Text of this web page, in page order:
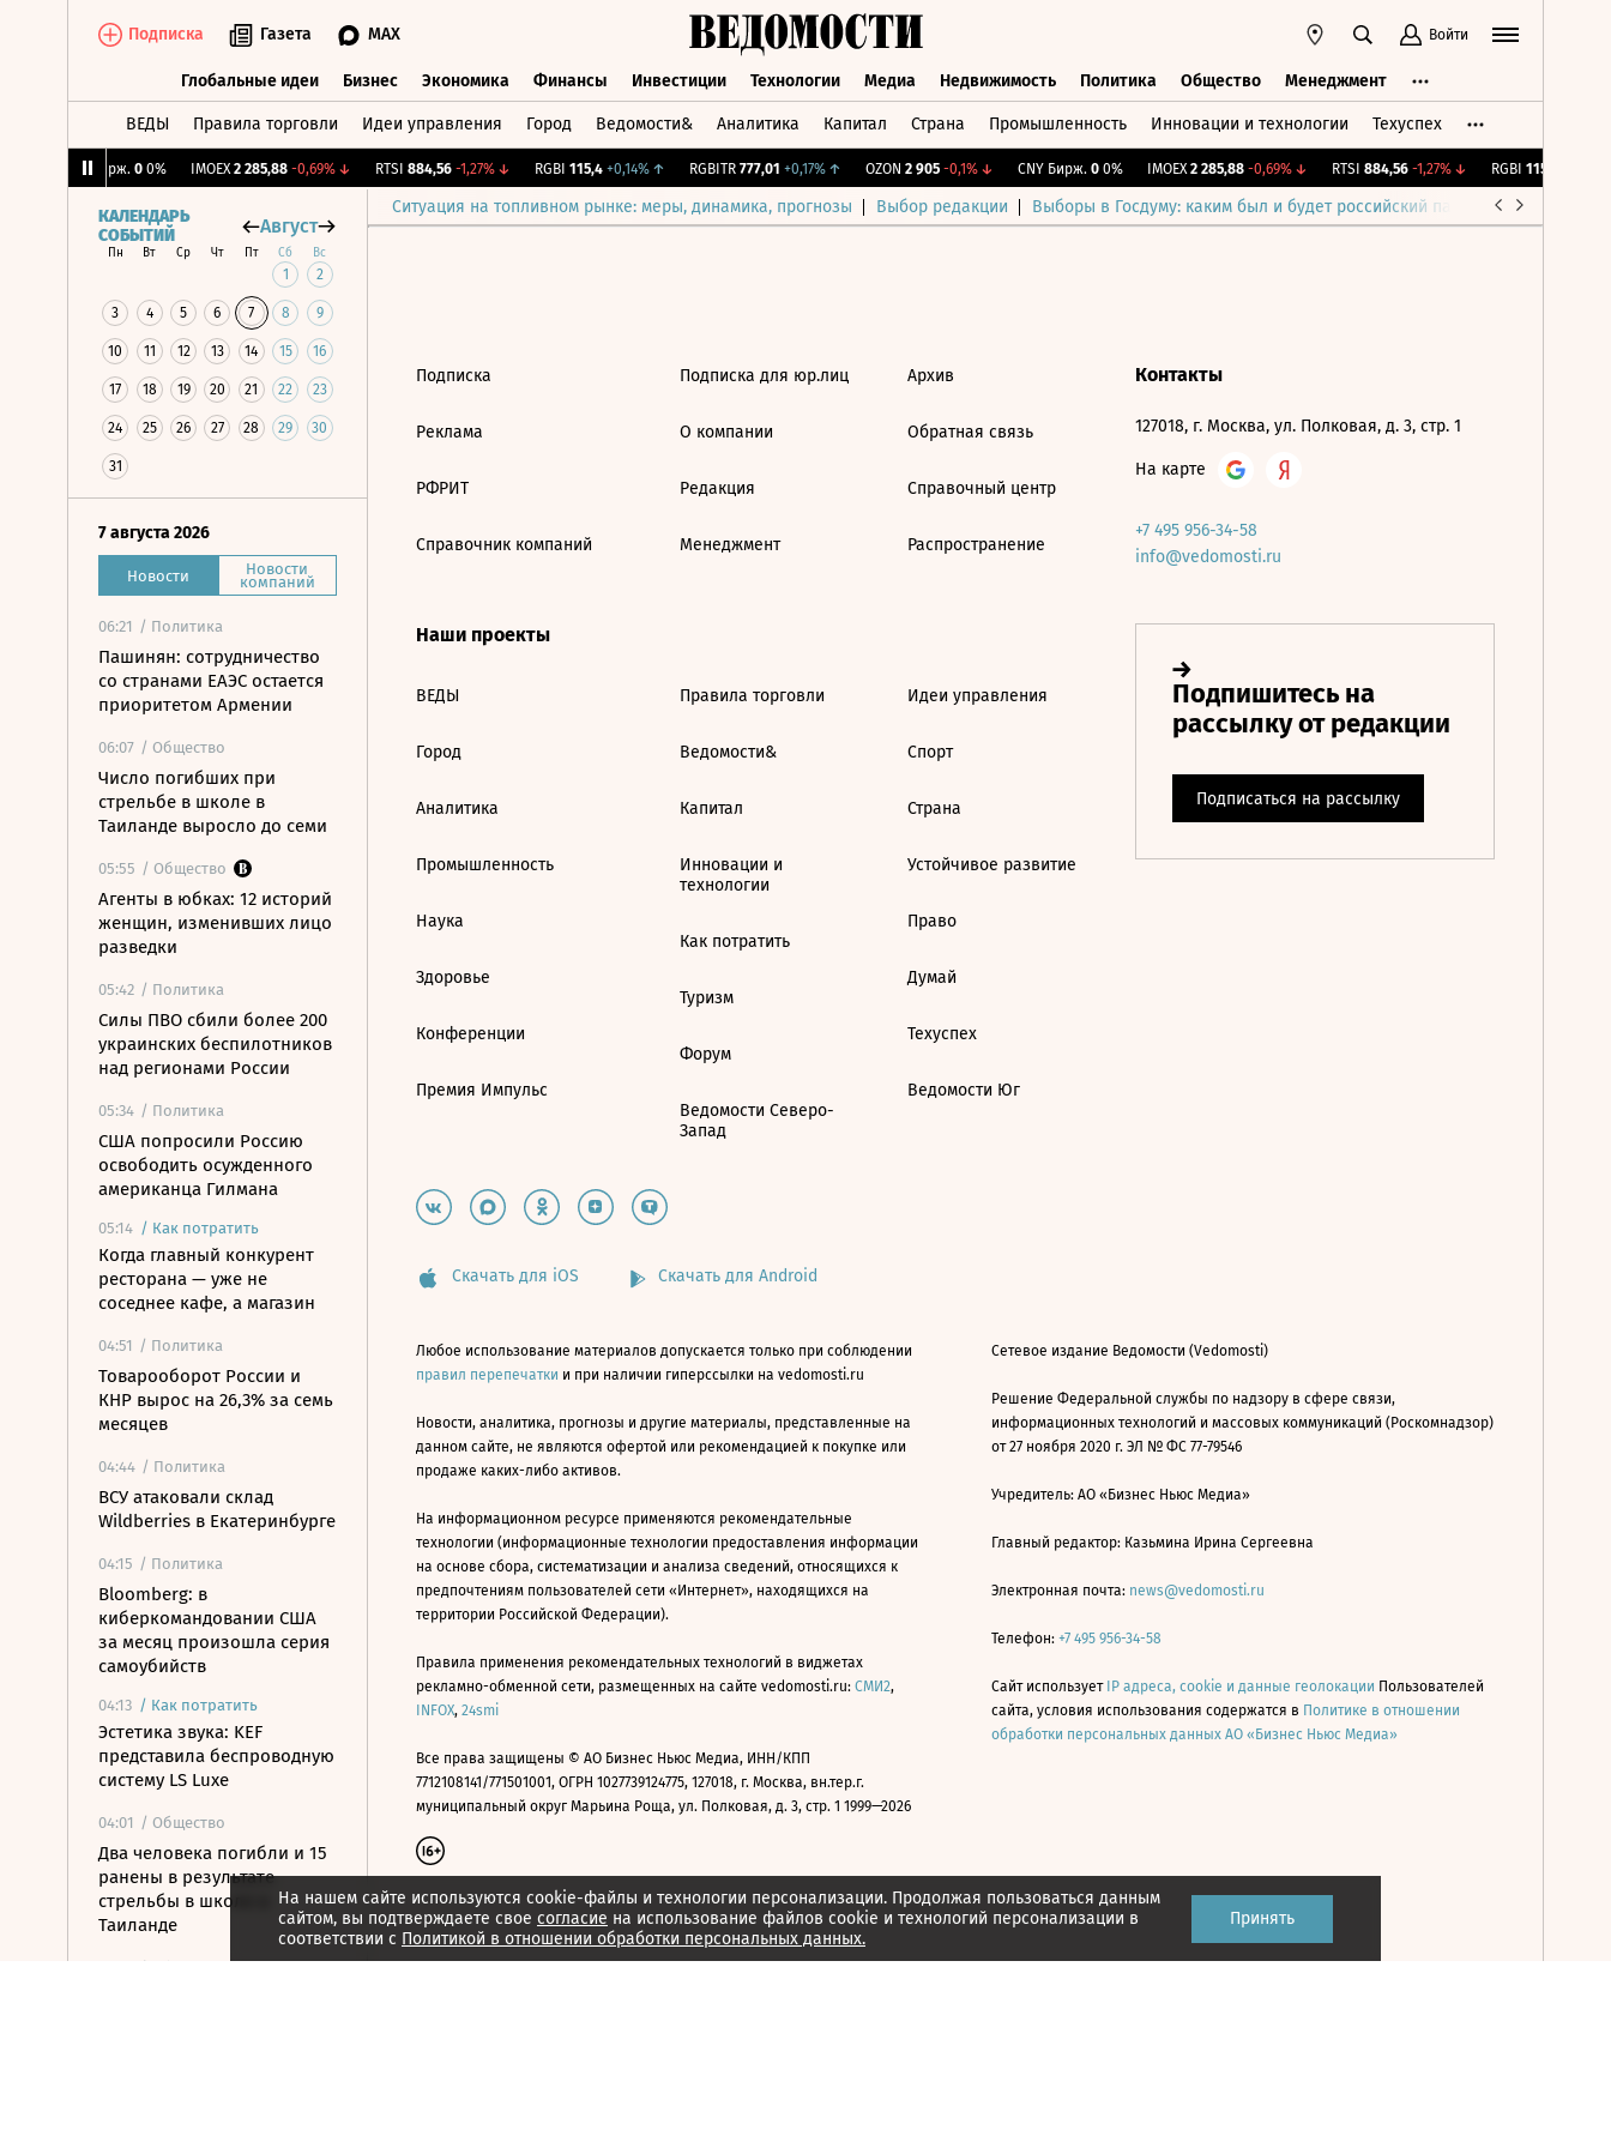
Подписка Газета MAX Войти
Глобальные идеи Бизнес Экономика Финансы Инвестиции Технологии Медиа Недвижимость Политика Общество Менеджмент
ВЕДЫ Правила торговли Идеи управления Город Ведомости& Аналитика Капитал Страна Промышленность Инновации и технологии Техуспех
CNY Бирж. 0 0% IMOEX 2 285,88 -0,69%↓ RTSI 884,56 -1,27%↓ RGBI 115,4 +0,14%↑ RGBITR 777,01 +0,17%↑ OZON 2 905 -0,1%↓ CNY Бирж. 0 0% IMOEX 2 285,88 -0,69%↓ RTSI 884,56 -1,27%↓ RGBI 115,4
Ситуация на топливном рынке: меры, динамика, прогнозы Выбор редакции Выборы в Госдуму: каким был и будет российский парламент
КАЛЕНДАРЬ
СОБЫТИЙ
Август
Пн Вт Ср Чт Пт Сб Вс
1 2
3 4 5 6 7 8 9
10 11 12 13 14 15 16
17 18 19 20 21 22 23
24 25 26 27 28 29 30
31
7 августа 2026
Новости Новости
компаний
06:21 / Политика
Пашинян: сотрудничество
со странами ЕАЭС остается
приоритетом Армении
06:07 / Общество
Число погибших при
стрельбе в школе в
Таиланде выросло до семи
05:55 / Общество
Агенты в юбках: 12 историй
женщин, изменивших лицо
разведки
05:42 / Политика
Силы ПВО сбили более 200
украинских беспилотников
над регионами России
05:34 / Политика
США попросили Россию
освободить осужденного
американца Гилмана
05:14 / Как потратить
Когда главный конкурент
ресторана — уже не
соседнее кафе, а магазин
04:51 / Политика
Товарооборот России и
КНР вырос на 26,3% за семь
месяцев
04:44 / Политика
ВСУ атаковали склад
Wildberries в Екатеринбурге
04:15 / Политика
Bloomberg: в
киберкомандовании США
за месяц произошла серия
самоубийств
04:13 / Как потратить
Эстетика звука: KEF
представила беспроводную
систему LS Luxe
04:01 / Общество
Два человека погибли и 15
ранены в результате
стрельбы в школе в
Таиланде
На нашем сайте используются cookie-файлы и технологии персонализации. Продолжая пользоваться данным
сайтом, вы подтверждаете свое согласие на использование файлов cookie и технологий персонализации в
соответствии с Политикой в отношении обработки персональных данных.
Принять
Подписка
Реклама
РФРИТ
Справочник компаний
Подписка для юр.лиц
О компании
Редакция
Менеджмент
Архив
Обратная связь
Справочный центр
Распространение
Наши проекты
ВЕДЫ
Город
Аналитика
Промышленность
Наука
Здоровье
Конференции
Премия Импульс
Правила торговли
Ведомости&
Капитал
Инновации и
технологии
Как потратить
Туризм
Форум
Ведомости Северо-
Запад
Идеи управления
Спорт
Страна
Устойчивое развитие
Право
Думай
Техуспех
Ведомости Юг
Контакты
127018, г. Москва, ул. Полковая, д. 3, стр. 1
На карте
+7 495 956-34-58
info@vedomosti.ru
Скачать для iOS Скачать для Android
Любое использование материалов допускается только при соблюдении
правил перепечатки и при наличии гиперссылки на vedomosti.ru
Новости, аналитика, прогнозы и другие материалы, представленные на
данном сайте, не являются офертой или рекомендацией к покупке или
продаже каких-либо активов.
На информационном ресурсе применяются рекомендательные
технологии (информационные технологии предоставления информации
на основе сбора, систематизации и анализа сведений, относящихся к
предпочтениям пользователей сети «Интернет», находящихся на
территории Российской Федерации).
Правила применения рекомендательных технологий в виджетах
рекламно-обменной сети, размещенных на сайте vedomosti.ru: СМИ2,
INFOX, 24smi
Все права защищены © АО Бизнес Ньюс Медиа, ИНН/КПП
7712108141/771501001, ОГРН 1027739124775, 127018, г. Москва, вн.тер.г.
муниципальный округ Марьина Роща, ул. Полковая, д. 3, стр. 1 1999—2026
Сетевое издание Ведомости (Vedomosti)
Решение Федеральной службы по надзору в сфере связи,
информационных технологий и массовых коммуникаций (Роскомнадзор)
от 27 ноября 2020 г. ЭЛ № ФС 77-79546
Учредитель: АО «Бизнес Ньюс Медиа»
Главный редактор: Казьмина Ирина Сергеевна
Электронная почта: news@vedomosti.ru
Телефон: +7 495 956-34-58
Сайт использует IP адреса, cookie и данные геолокации Пользователей
сайта, условия использования содержатся в Политике в отношении
обработки персональных данных АО «Бизнес Ньюс Медиа»